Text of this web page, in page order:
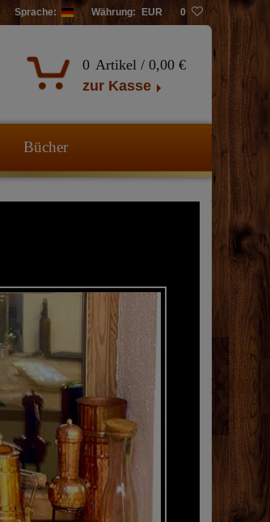
Sprache: Währung: EUR 0
0 Artikel / 0,00 €
zur Kasse
Bücher
Garantiert
Gewerbe.